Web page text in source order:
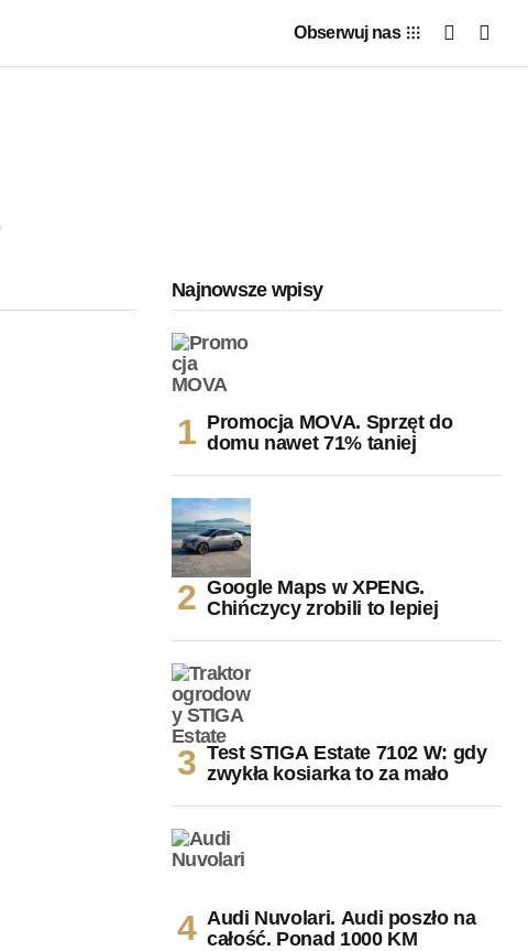
Obserwuj nas
Najnowsze wpisy
Promocja MOVA. Sprzęt do
domu nawet 71% taniej
Google Maps w XPENG.
Chińczycy zrobili to lepiej
Test STIGA Estate 7102 W: gdy
zwykła kosiarka to za mało
Audi Nuvolari. Audi poszło na
całość. Ponad 1000 KM